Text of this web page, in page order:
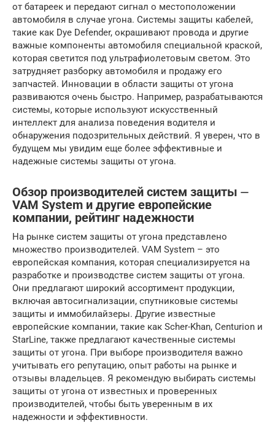
от батареек и передают сигнал о местоположении
автомобиля в случае угона. Системы защиты кабелей,
такие как Dye Defender, окрашивают провода и другие
важные компоненты автомобиля специальной краской,
которая светится под ультрафиолетовым светом. Это
затрудняет разборку автомобиля и продажу его
запчастей. Инновации в области защиты от угона
развиваются очень быстро. Например, разрабатываются
системы, которые используют искусственный
интеллект для анализа поведения водителя и
обнаружения подозрительных действий. Я уверен, что в
будущем мы увидим еще более эффективные и
надежные системы защиты от угона.
Обзор производителей систем защиты ⏤
VAM System и другие европейские
компании, рейтинг надежности
На рынке систем защиты от угона представлено
множество производителей. VAM System – это
европейская компания, которая специализируется на
разработке и производстве систем защиты от угона.
Они предлагают широкий ассортимент продукции,
включая автосигнализации, спутниковые системы
защиты и иммобилайзеры. Другие известные
европейские компании, такие как Scher-Khan, Centurion и
StarLine, также предлагают качественные системы
защиты от угона. При выборе производителя важно
учитывать его репутацию, опыт работы на рынке и
отзывы владельцев. Я рекомендую выбирать системы
защиты от угона от известных и проверенных
производителей, чтобы быть уверенным в их
надежности и эффективности.